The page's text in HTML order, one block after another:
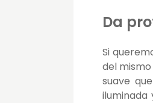
Da
Si
del
suave
iluminada